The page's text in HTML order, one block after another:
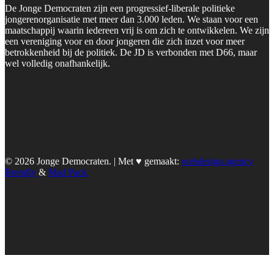
De Jonge Democraten zijn een progressief-liberale politieke
jongerenorganisatie met meer dan 3.000 leden. We staan voor een
maatschappij waarin iedereen vrij is om zich te ontwikkelen. We zijn
een vereniging voor en door jongeren die zich inzet voor meer
betrokkenheid bij de politiek. De JD is verbonden met D66, maar
wel volledig onafhankelijk.
© 2026 Jonge Democraten. | Met ♥︎ gemaakt: webdesign agency
Brendly & Mad Pack